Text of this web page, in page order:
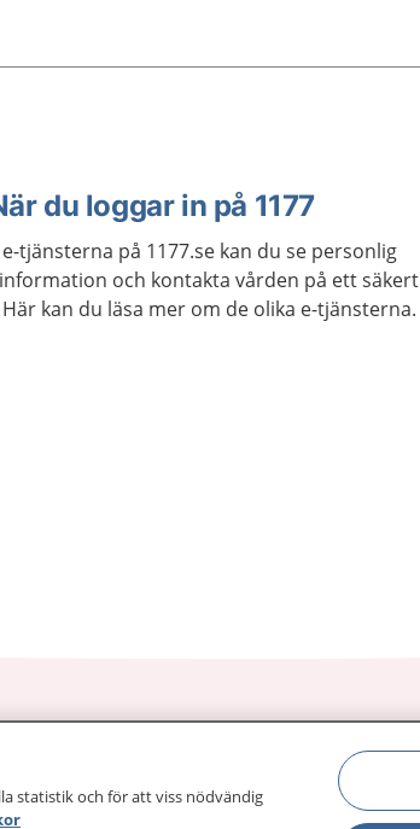
du loggar in på 1177
tjänsterna på 1177.se kan du se personlig
och kontakta vården på ett säkert
kan du läsa mer om de olika e-tjänsterna.
och
Other languages
statistik och för att viss nödvändig